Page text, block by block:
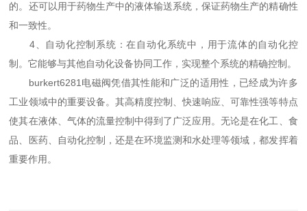
的。还可以用于药物生产中的液体输送系统，保证药物生产的精确性
和一致性。
4、自动化控制系统：在自动化系统中，用于流体的自动化控
制。它能够与其他自动化设备协同工作，实现整个系统的精确控制。
burkert6281电磁阀凭借其性能和广泛的适用性，已经成为许多
工业领域中的重要设备。其高精度控制、快速响应、可靠性强等特点
使其在液体、气体的流量控制中得到了广泛应用。无论是在化工、食
品、医药、自动化控制，还是在环境监测和水处理等领域，都发挥着
重要作用。